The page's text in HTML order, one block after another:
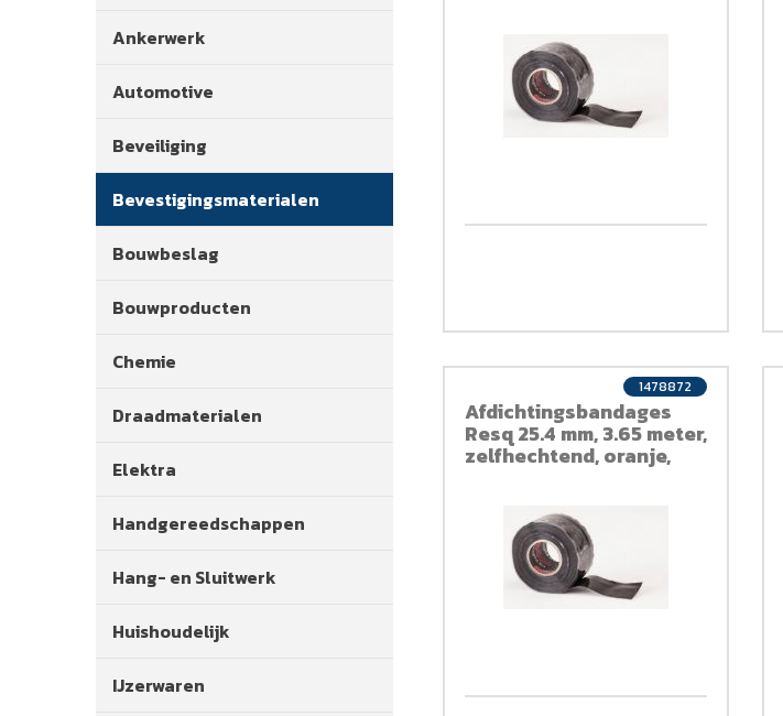
Ankerwerk
Automotive
Beveiliging
Bevestigingsmaterialen
Bouwbeslag
Bouwproducten
Chemie
Draadmaterialen
Elektra
Handgereedschappen
Hang- en Sluitwerk
Huishoudelijk
IJzerwaren
Afdichtingsbandages
Resq 25.4 mm, 3.65 meter,
zelfhechtend, oranje,
1478872